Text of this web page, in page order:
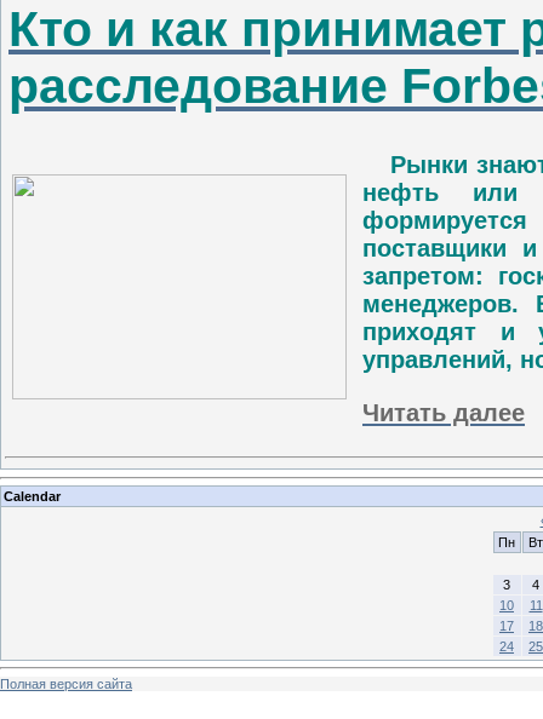
Кто и как принимает
расследование
Рынки
нефть или
поставщики
запретом:
менеджеров.
приходят и
управлений,
Читать далее
Calendar
Пн
Вт
3
4
10
11
17
18
24
25
Полная версия сайта